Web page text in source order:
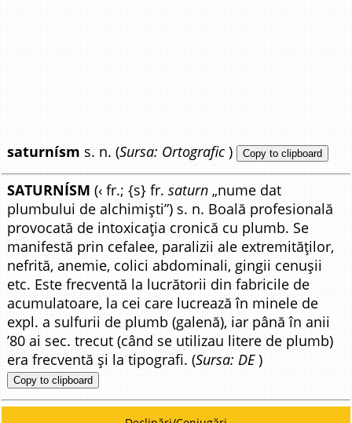
saturnísm s. n. (Sursa: Ortografic ) Copy to clipboard
SATURNÍSM (‹ fr.; {s} fr.saturn „nume dat
plumbului de alchimiști”) s. n. Boală profesională
provocată de intoxicația cronică cu plumb. Se
manifestă prin cefalee, paralizii ale extremităților,
nefrită, anemie, colici abdominali, gingii cenușii
etc. Este frecventă la lucrătorii din fabricile de
acumulatoare, la cei care lucrează în minele de
expl. a sulfurii de plumb (galenă), iar până în anii
’80 ai sec. trecut (când se utilizau litere de plumb)
era frecventă și la tipografi. (Sursa: DE)
Copy to clipboard